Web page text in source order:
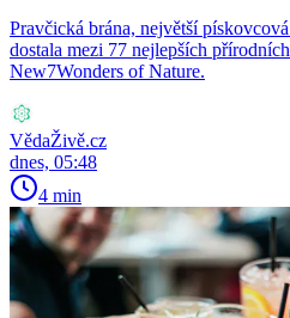
Pravčická brána, největší
dostala mezi 77 nejlepších
New7Wonders of Nature.
VědaŽivě.cz
dnes, 05:48
4 min